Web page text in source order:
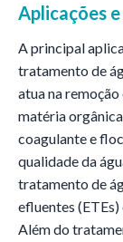
Aplicações
A principal
tratamento de
atua na
matéria
coagulante e
qualidade da
tratamento de
efluentes
Além do